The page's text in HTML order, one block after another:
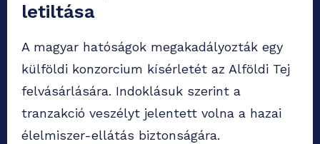
letiltása
A magyar hatóságok megakadályozták egy
külföldi konzorcium kísérletét az Alföldi Tej
felvásárlására. Indoklásuk szerint a
tranzakció veszélyt jelentett volna a hazai
élelmiszer-ellátás biztonságára.